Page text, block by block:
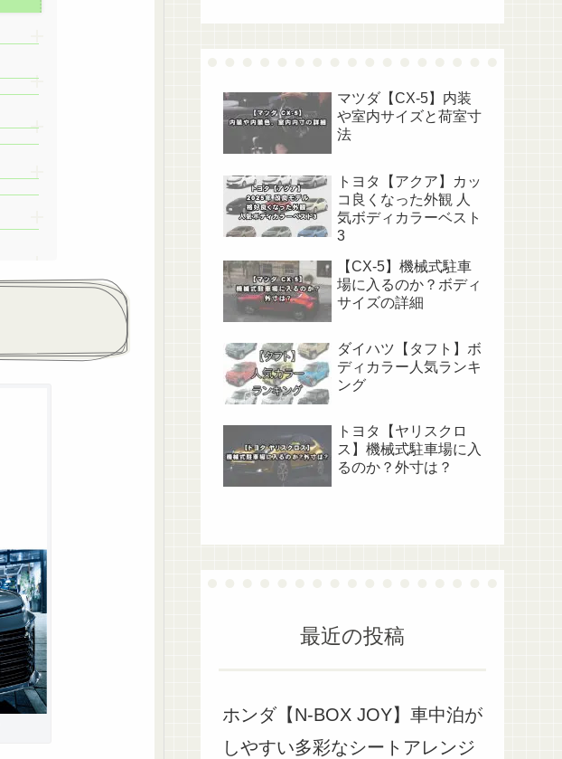
マツダ【CX-5】内装
や室内サイズと荷室寸
法
トヨタ【アクア】カッ
コ良くなった外観 人
気ボディカラーベスト
3
【CX-5】機械式駐車
場に入るのか？ボディ
サイズの詳細
ダイハツ【タフト】ボ
ディカラー人気ランキ
ング
トヨタ【ヤリスクロ
ス】機械式駐車場に入
るのか？外寸は？
最近の投稿
ホンダ【N-BOX JOY】車中泊が
しやすい多彩なシートアレンジ